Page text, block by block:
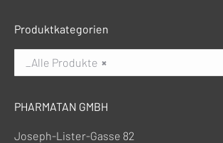
Produktkategorien
×
_Alle Produkte
PHARMATAN GMBH
Joseph-Lister-Gasse 82